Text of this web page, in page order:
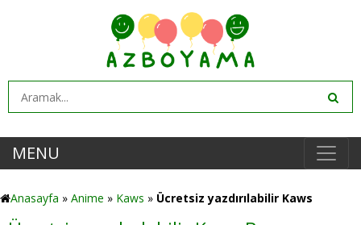
MENU
Anasayfa » Anime » Kaws » Ücretsiz yazdırılabilir Kaws